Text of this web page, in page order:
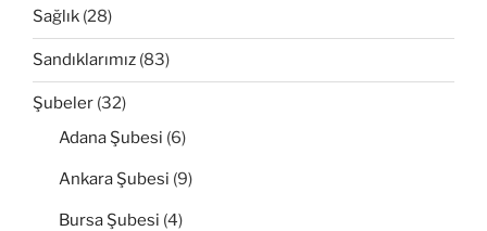
Sağlık (28)
Sandıklarımız (83)
Şubeler (32)
Adana Şubesi (6)
Ankara Şubesi (9)
Bursa Şubesi (4)